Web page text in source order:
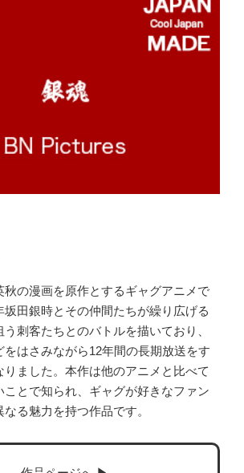
秋の漫画を原作とするギャグアニメで
田銀時とその仲間たちが繰り広げる
刺客たちとのバトルを描いており、
をはさみながら12年間の長期放送をす
りました。本作は他のアニメと比べて
ことで知られ、ギャグが好きなファン
る魅力を持つ作品です。